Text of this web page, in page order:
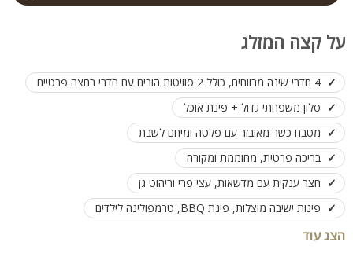
על קצה המזלג
4 חדרי שינה מרווחים, כולל 2 סוויטות הורים עם חדרי רחצה פרטיים
סלון משפחתי גדול + פינת אוכל
מטבח כשר מאובזר עם פלטה ומיחם לשבת
בריכה פרטית, מחוממת ומקורה
חצר ענקית עם מדשאות, עצי פרי וריהוט גן
פינות ישיבה מוצלות, פינת BBQ, טרמפולינה לילדים
ספא פרטי עם ג’קוזי, סאונות ואמבטיית קרחהצג עוד